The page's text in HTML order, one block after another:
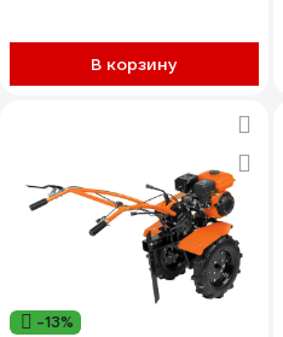
В корзину
-13%